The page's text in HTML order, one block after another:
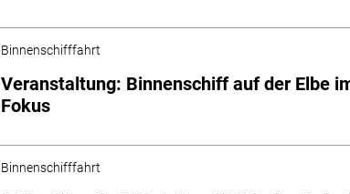
Binnenschifffahrt
Veranstaltung: Binnenschiff auf der Elbe
Fokus
Binnenschifffahrt